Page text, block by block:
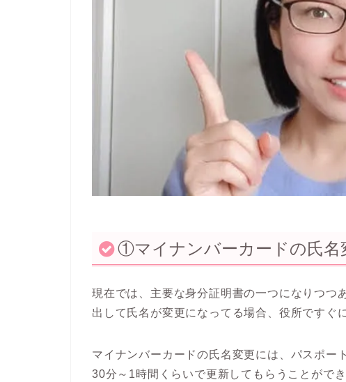
①マイナンバーカードの氏名
現在では、主要な身分証明書の一つになりつつ
出して氏名が変更になってる場合、役所ですぐ
マイナンバーカードの氏名変更には、パスポー
30分～1時間 くらいで更新してもらうことがで